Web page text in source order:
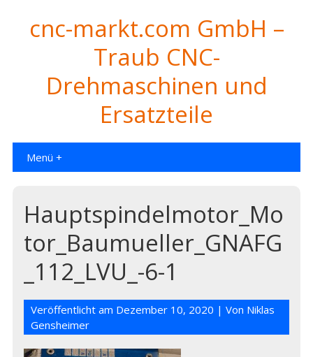
cnc-markt.com GmbH –
Traub CNC-
Drehmaschinen und
Ersatzteile
Menü +
Hauptspindelmotor_Mo
tor_Baumueller_GNAFG
_112_LVU_-6-1
Veröffentlicht am Dezember 10, 2020 | Von Niklas
Gensheimer